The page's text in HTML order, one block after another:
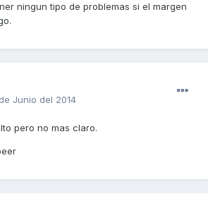
ningun tipo de problemas si el margen
Junio del 2014
pero no mas claro.